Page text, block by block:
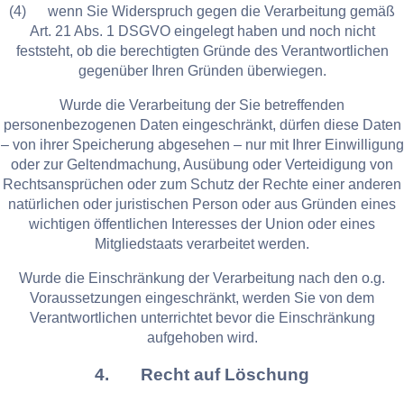
(4) wenn Sie Widerspruch gegen die Verarbeitung gemäß
Art. 21 Abs. 1 DSGVO eingelegt haben und noch nicht
feststeht, ob die berechtigten Gründe des Verantwortlichen
gegenüber Ihren Gründen überwiegen.
Wurde die Verarbeitung der Sie betreffenden
personenbezogenen Daten eingeschränkt, dürfen diese Daten
– von ihrer Speicherung abgesehen – nur mit Ihrer Einwilligung
oder zur Geltendmachung, Ausübung oder Verteidigung von
Rechtsansprüchen oder zum Schutz der Rechte einer anderen
natürlichen oder juristischen Person oder aus Gründen eines
wichtigen öffentlichen Interesses der Union oder eines
Mitgliedstaats verarbeitet werden.
Wurde die Einschränkung der Verarbeitung nach den o.g.
Voraussetzungen eingeschränkt, werden Sie von dem
Verantwortlichen unterrichtet bevor die Einschränkung
aufgehoben wird.
4. Recht auf Löschung